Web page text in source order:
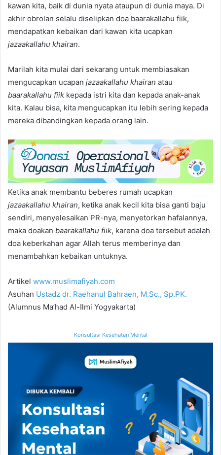
kawan kita, baik di dunia nyata ataupun di dunia maya. Di
akhir obrolan selalu diselipkan doa baarakallahu fiik,
mendapatkan kebaikan dari kawan kita ucapkan
jazaakallahu khairan.
Marilah kita mulai dari sekarang untuk membiasakan
mengucapkan ucapan jazaakallahu khairan atau
baarakallahu fiik kepada istri kita dan kepada anak-anak
kita. Kalau bisa, kita mengucapkan itu lebih sering kepada
mereka dibandingkan kepada orang lain.
Ketika anak membantu beberes rumah ucapkan
jazaakallahu khairan, ketika anak kecil kita bisa ganti baju
sendiri, menyelesaikan PR-nya, menyetorkan hafalannya,
maka doakan baarakallahu fiik, karena doa tersebut adalah
doa keberkahan agar Allah terus memberinya dan
menambahkan kebaikan untuknya.
Artikel www.muslimafiyah.com
Asuhan Ustadz dr. Raehanul Bahraen, M.Sc., Sp.PK.
(Alumnus Ma’had Al-Ilmi Yogyakarta)
Konsultasi Kesehatan Mental